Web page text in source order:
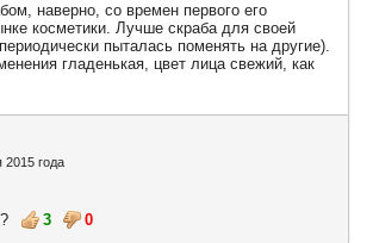
наверно, со времен первого его
косметики. Лучше скраба для своей
пыталась поменять на другие).
гладенькая, цвет лица свежий, как
2015 года
3 0